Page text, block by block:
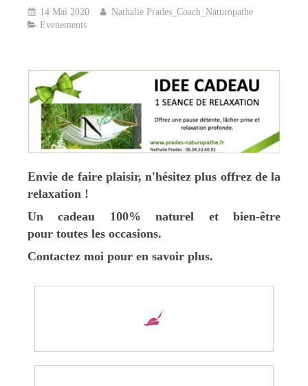
14 Mai 2020
Nathalie Prades_Coach_Naturopathe
Evenements
Envie de faire plaisir, n'hésitez plus offrez de la
relaxation !
Un cadeau 100% naturel et bien-être
pour toutes les occasions.
Contactez moi pour en savoir plus.